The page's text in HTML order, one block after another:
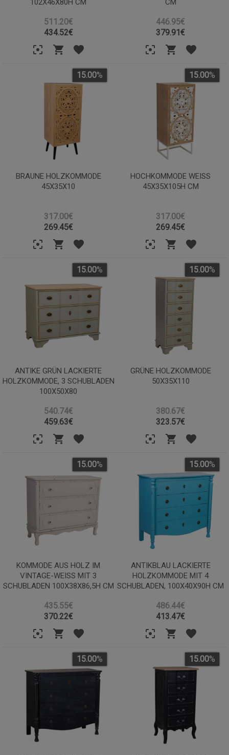
102X46X80H CM
511.20€
434.52€
CM
446.95€
379.91€
BRAUNE HOLZKOMMODE
45X35X10
317.00€
15.00%
269.45€
HOCHKOMMODE WEISS 4
5X35X105H CM
317.00€
15.00%
269.45€
ANTIKE GRÜN LACKIERTE
HOLZKOMMODE, 3 SCHUBLADEN
100X50X80
540.74€
15.00%
459.63€
GRÜNE HOLZKOMMODE
50X35X110
380.67€
15.00%
323.57€
KOMMODE AUS HOLZ IM
VINTAGE-WEISS MIT 3 S
CHUBLADEN 100X38X86,5H CM
435.55€
15.00%
370.22€
ANTIKBLAU LACKIERTE
HOLZKOMMODE MIT 4
SCHUBLADEN, 100X40X90H CM
486.44€
15.00%
413.47€
15.00% 15.00%